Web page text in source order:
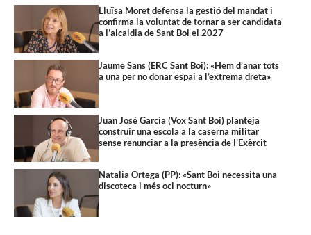
Lluïsa Moret defensa la gestió del mandat i
confirma la voluntat de tornar a ser candidata
a l’alcaldia de Sant Boi el 2027
Jaume Sans (ERC Sant Boi): «Hem d’anar tots
a una per no donar espai a l’extrema dreta»
Juan José García (Vox Sant Boi) planteja
construir una escola a la caserna militar
sense renunciar a la presència de l’Exèrcit
Natalia Ortega (PP): «Sant Boi necessita una
discoteca i més oci nocturn»